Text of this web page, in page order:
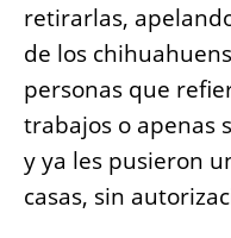
retirarlas,
de los
personas que
trabajos o apenas
y ya les pusieron
casas, sin